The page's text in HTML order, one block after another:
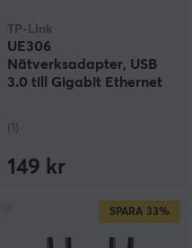
TP-Link
UE306
Nätverksadapter, USB
3.0 till Gigabit Ethernet
(1)
149 kr
SPARA 33%